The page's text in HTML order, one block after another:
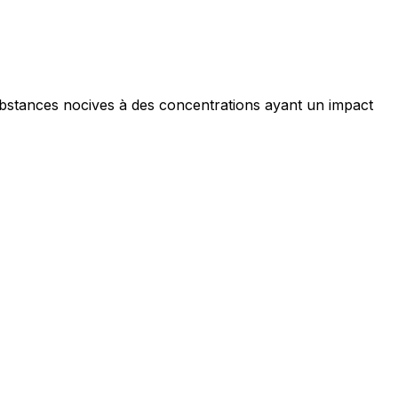
nocives à des concentrations ayant un impact